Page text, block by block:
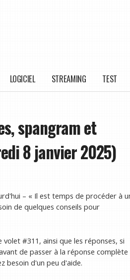
LOGICIEL STREAMING TEST
spangram et
8 janvier 2025)
– « Il est temps de procéder à
de quelques conseils pour
#311, ainsi que les réponses, si
de passer à la réponse complète
besoin d'un peu d'aide.